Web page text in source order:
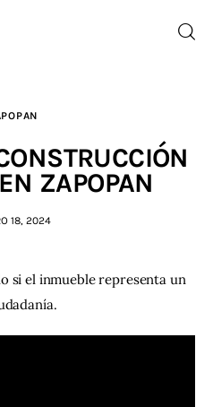
ZAPOPAN
18, 2024
si el inmueble representa un